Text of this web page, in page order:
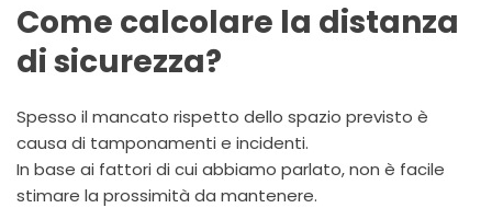
Come calcolare la distanza
di sicurezza?
Spesso il mancato rispetto dello spazio previsto è
causa di tamponamenti e incidenti.
In base ai fattori di cui abbiamo parlato, non è facile
stimare la prossimità da mantenere.